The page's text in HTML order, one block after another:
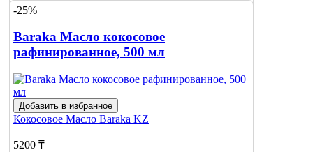
о наличии
-25%
Baraka Масло кокосовое
рафинированное, 500 мл
Добавить в избранное
Кокосовое Масло Baraka KZ
5200 ₸